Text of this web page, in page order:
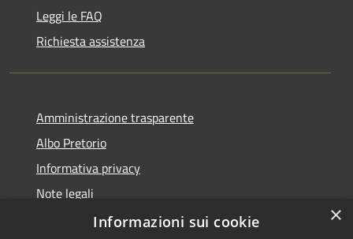
Leggi le FAQ
Richiesta assistenza
Amministrazione trasparente
Albo Pretorio
Informativa privacy
Note legali
Dichiarazione di accessibilità
×
Informazioni sui cookie